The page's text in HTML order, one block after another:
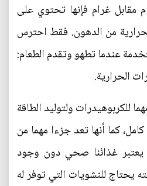
مقابل غرام فإنها تحتوي على
من الدهون. فقط احترس
عندما تطهو وتقدم الطعام:
الحرارية.
للكربوهيدرات ولتوليد الطاقة
كما أنها تعد جزءا مهما من
يعتبر غذائنا صحي دون وجود
يحتاج للنشويات التي توفر له